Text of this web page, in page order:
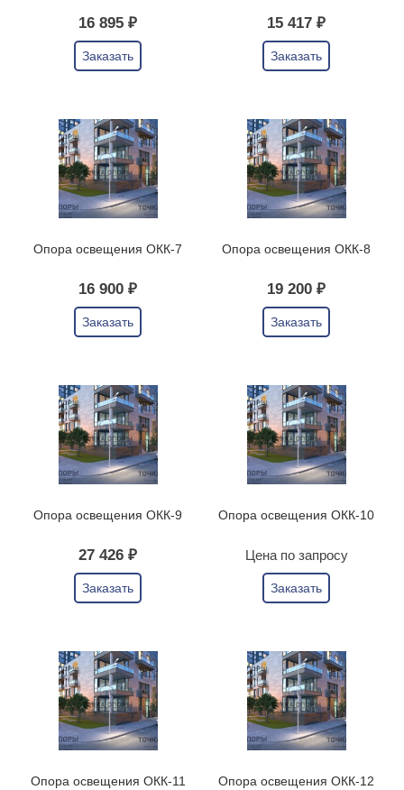
16 895 ₽
Заказать
15 417 ₽
Заказать
Опора освещения ОКК-7
16 900 ₽
Заказать
Опора освещения ОКК-8
19 200 ₽
Заказать
Опора освещения ОКК-9
27 426 ₽
Заказать
Опора освещения ОКК-10
Цена по запросу
Заказать
Опора освещения ОКК-11 Опора освещения ОКК-12